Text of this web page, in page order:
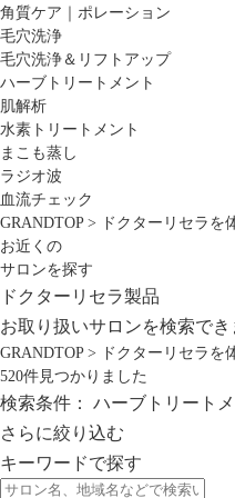
角質ケア｜ポレーション
毛穴洗浄
毛穴洗浄＆リフトアップ
ハーブトリートメント
肌解析
水素トリートメント
まこも蒸し
ラジオ波
血流チェック
GRANDTOP> ドクターリセラを
お近くの
サロンを探す
ドクターリセラ製品
お取り扱いサロンを検索でき
GRANDTOP> ドクターリセラを
520件見つかりました
検索条件：
ハーブトリートメ
さらに絞り込む
キーワードで探す